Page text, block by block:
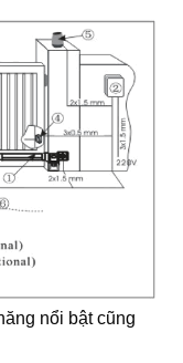
nổi bật cũng